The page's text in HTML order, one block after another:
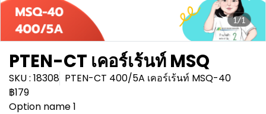
1/1
PTEN-CT เคอร์เร้นท์ MSQ
SKU : 18308 PTEN-CT 400/5A เคอร์เร้นท์ MSQ-40
฿179
Option name 1